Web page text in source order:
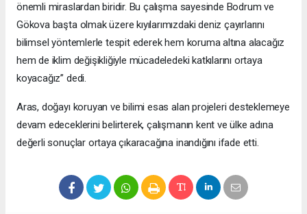
önemli miraslardan biridir. Bu çalışma sayesinde Bodrum ve
Gökova başta olmak üzere kıyılarımızdaki deniz çayırlarını
bilimsel yöntemlerle tespit ederek hem koruma altına alacağız
hem de iklim değişikliğiyle mücadeledeki katkılarını ortaya
koyacağız” dedi.
Aras, doğayı koruyan ve bilimi esas alan projeleri desteklemeye
devam edeceklerini belirterek, çalışmanın kent ve ülke adına
değerli sonuçlar ortaya çıkaracağına inandığını ifade etti.